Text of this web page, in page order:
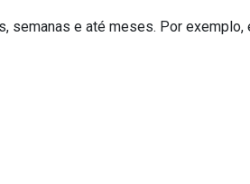
semanas e até meses. Por